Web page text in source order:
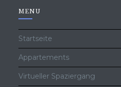
MENU
Startseite
Appartements
Virtueller Spaziergang